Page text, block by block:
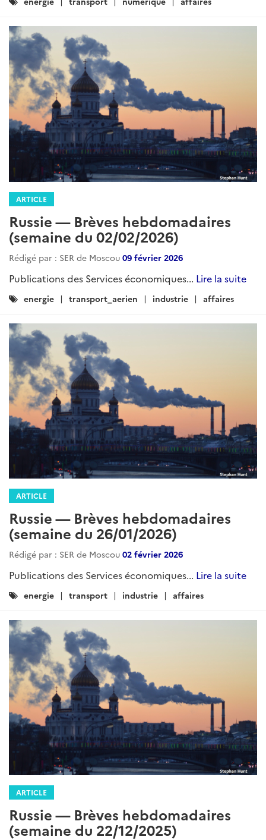
ARTICLE
Russie — Brèves hebdomadaires
(semaine du 02/02/2026)
Rédigé par : SER de Moscou 09 février 2026
Publications des Services économiques... Lire la suite
Catégories
energie transport_aerien industrie affaires
ARTICLE
Russie — Brèves hebdomadaires
(semaine du 26/01/2026)
Rédigé par : SER de Moscou 02 février 2026
Publications des Services économiques... Lire la suite
Catégories
energie transport industrie affaires
ARTICLE
Russie — Brèves hebdomadaires
(semaine du 22/12/2025)